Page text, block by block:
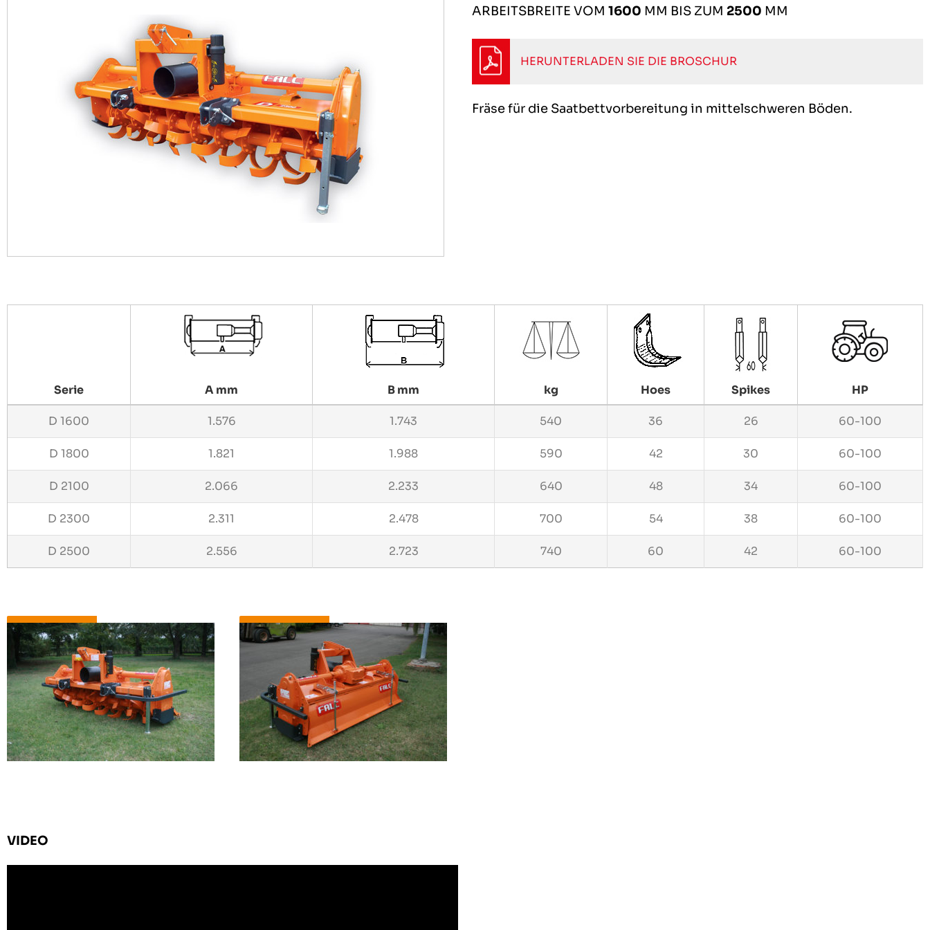
ARBEITSBREITE VOM 1600 MM BIS ZUM 2500 MM
HERUNTERLADEN SIE DIE BROSCHUR
Fräse für die Saatbettvorbereitung in mittelschweren Böden.
Serie A mm B mm kg Hoes Spikes HP
D 1600 1.576 1.743 540 36 26 60-100
D 1800 1.821 1.988 590 42 30 60-100
D 2100 2.066 2.233 640 48 34 60-100
D 2300 2.311 2.478 700 54 38 60-100
D 2500 2.556 2.723 740 60 42 60-100
VIDEO